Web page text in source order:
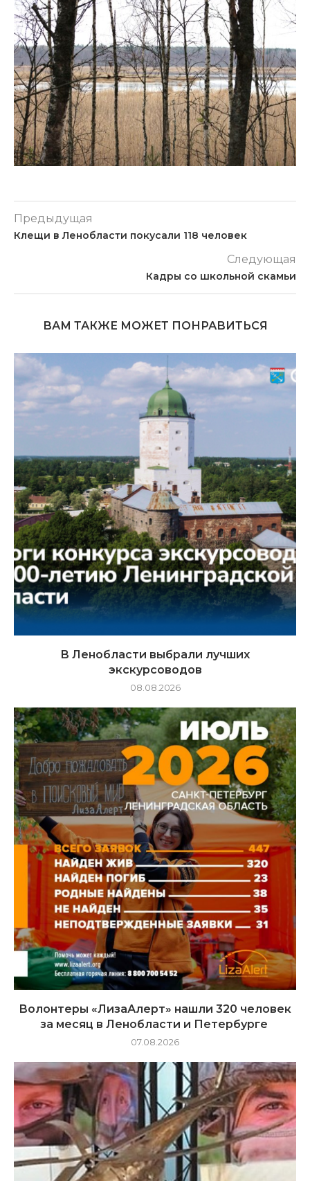
Предыдущая
Клещи в Ленобласти покусали 118 человек
Следующая
Кадры со школьной скамьи
ВАМ ТАКЖЕ МОЖЕТ ПОНРАВИТЬСЯ
В Ленобласти выбрали лучших
экскурсоводов
08.08.2026
Волонтеры «ЛизаАлерт» нашли 320 человек
за месяц в Ленобласти и Петербурге
07.08.2026